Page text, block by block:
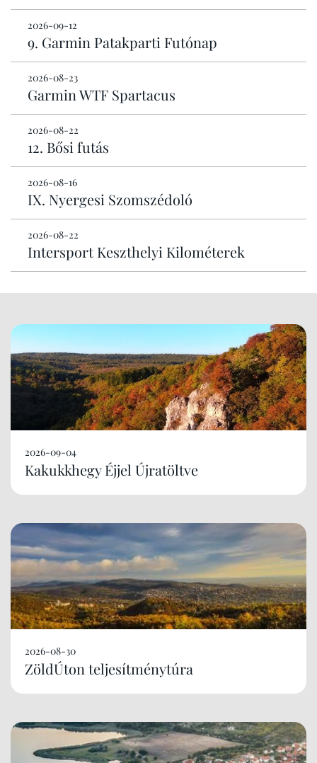
2026-09-12
9. Garmin Patakparti Futónap
2026-08-23
Garmin WTF Spartacus
2026-08-22
12. Bősi futás
2026-08-16
IX. Nyergesi Szomszédoló
2026-08-22
Intersport Keszthelyi Kilométerek
2026-09-04
Kakukkhegy Éjjel Újratöltve
2026-08-30
ZöldÚton teljesítménytúra